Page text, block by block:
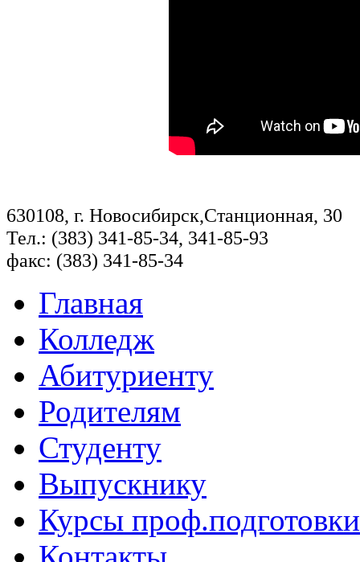
630108, г. Новосибирск,Станционная, 30
Тел.: (383) 341-85-34, 341-85-93
факс: (383) 341-85-34
Главная
Колледж
Абитуриенту
Родителям
Студенту
Выпускнику
Курсы проф.подготовки